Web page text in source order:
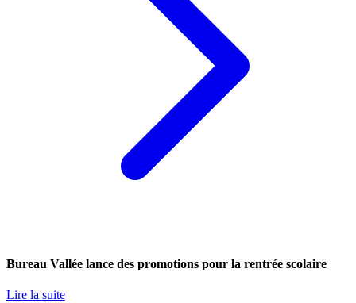
Bureau Vallée lance des promotions pour la rentrée scolaire
Lire la suite